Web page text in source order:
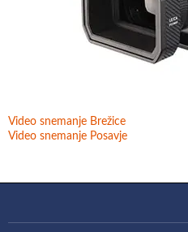
Video snemanje Brežice
Video snemanje Posavje